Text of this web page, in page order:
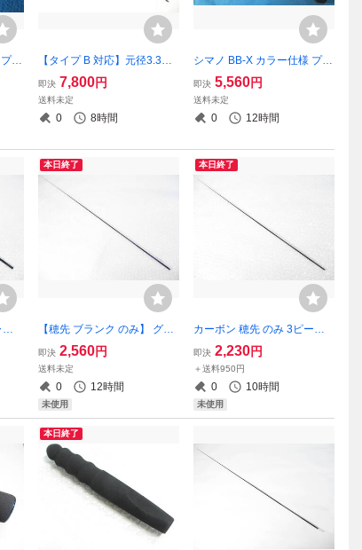
ロ
ク
【タイプ B 対応】元径3.3㎜
103㎝ がまかつ Re穂先 対応
【ブラック艶有無指定可】 1.
5～1.75号 5.0m用 先径0.75
㎜ カーボン穂先 (1001-1
即決 7,800円
送料未定
0 8時間
シマノ BB-X カラー仕様 プロ
トタイプ 76cm ML 【YOU・
SHI Sカップ】【超軽量34
g】撒き餌杓 日本製 ヒシャク
即決 5,560円
送料未定
0 12時間
フ
仕
フ
本日終了
【穂先 ブランク のみ】 グラ
ス ソリッド＆チューブラー
穂先 トラウト ルアー のべ竿
万能【ULパワー】100㎝
即決 2,560円
送料未定
0 12時間
未使用
本日終了
カーボン 穂先 のみ 3ピース
～4ピース 対応 【ULパワ
ー：ソリッド＆チューブラ
ー：並継専用】64.8㎝
即決 2,230円
＋送料950円
0 10時間
未使用
本日終了